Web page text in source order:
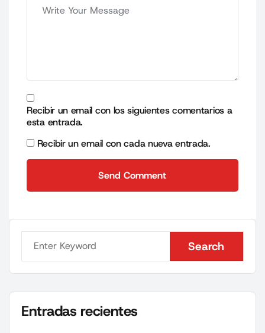
Recibir un email con los siguientes comentarios a
esta entrada.
Recibir un email con cada nueva entrada.
Send Comment
Search
Search
Entradas recientes